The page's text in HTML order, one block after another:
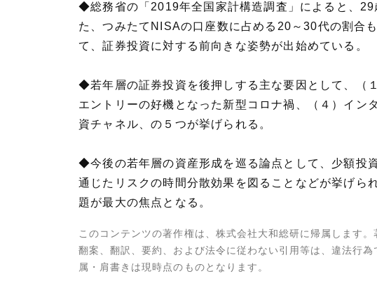
◆総務省の「2019年全国家計構造調査」によると、
た、つみたてNISAの口座数に占める20～30代の割合
て、証券投資に対する前向きな姿勢が出始めている。
◆若年層の証券投資を後押しする主な要因として、（
エントリーの好機となった新型コロナ禍、（４）イン
資チャネル、の５つが挙げられる。
◆今後の若年層の資産形成を巡る論点として、少額投
通じたリスクの時間分散効果を図ることなどが挙げら
題が最大の焦点となる。
このコンテンツの著作権は、株式会社大和総研に帰属します
翻案、翻訳、要約、および法令に従わない引用等は、違法行
属・肩書きは現時点のものとなります。